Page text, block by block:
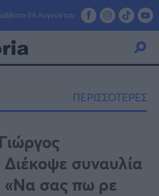
08 Αυγούστου
ΠΕΡΙΣΣΟΤΕΡΕΣ
συναυλία
«Να σας πω ρε